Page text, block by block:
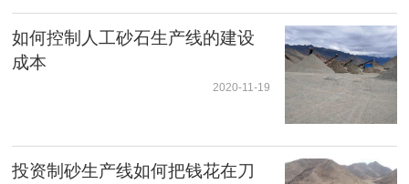
如何控制人工砂石生产线的建设
成本
2020-11-19
投资制砂生产线如何把钱花在刀